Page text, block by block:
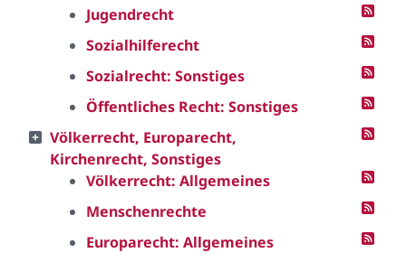
Jugendrecht
Sozialhilferecht
Sozialrecht: Sonstiges
Öffentliches Recht: Sonstiges
Völkerrecht, Europarecht,
Kirchenrecht, Sonstiges
Völkerrecht: Allgemeines
Menschenrechte
Europarecht: Allgemeines